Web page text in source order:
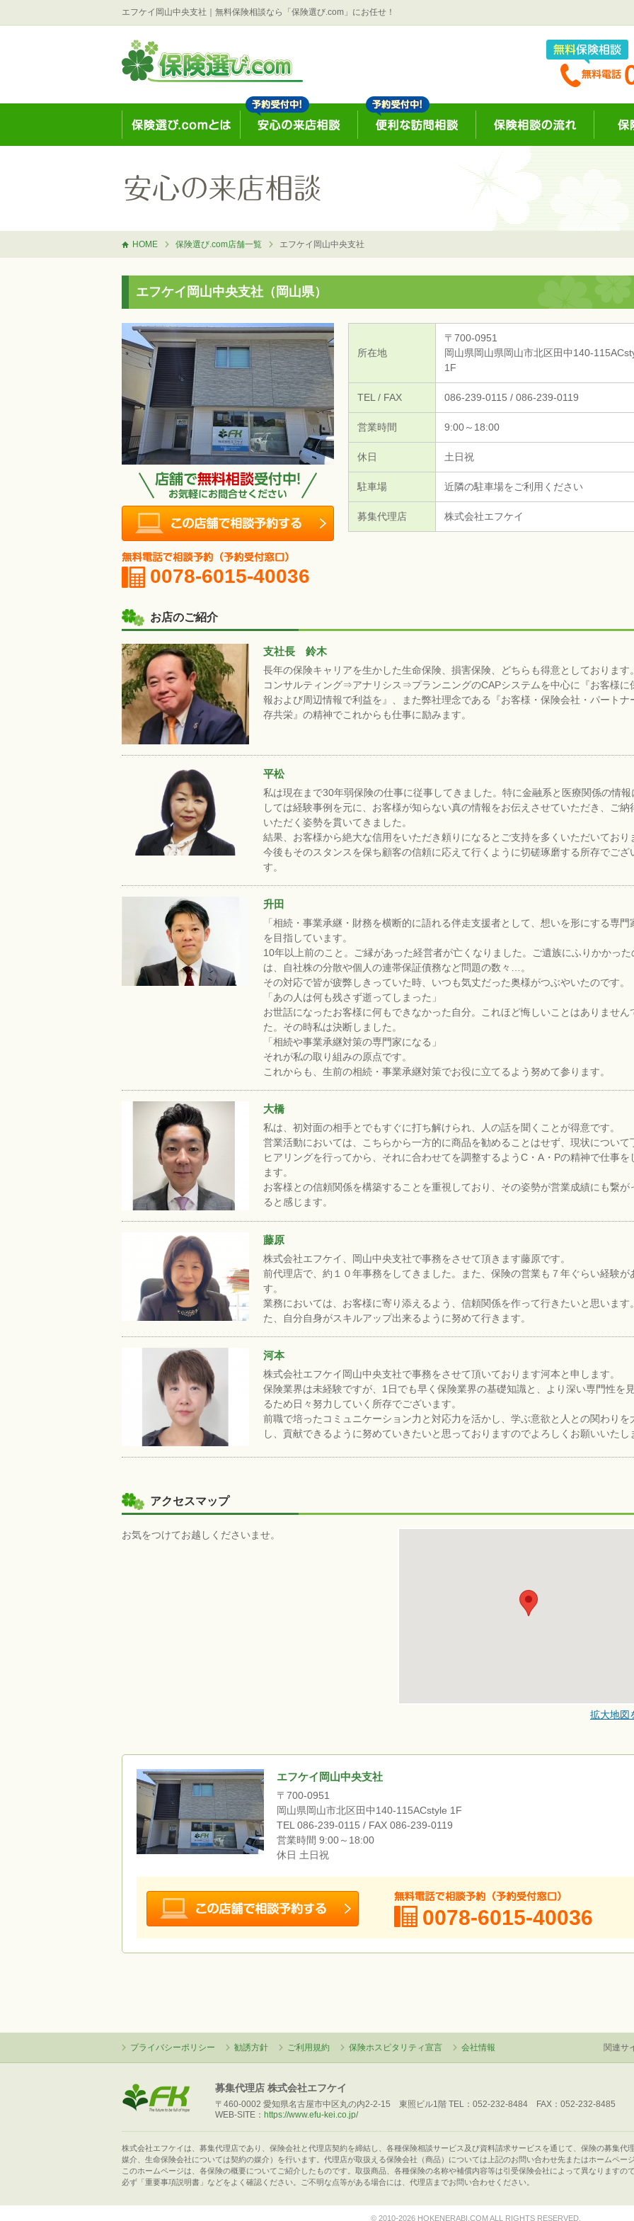
エフケイ岡山中央支社｜無料保険相談なら「保険選び.com」にお任せ！
HOME 保険選び.com店舗一覧 エフケイ岡山中央支社
エフケイ岡山中央支社（岡山県）
0078-6015-40036
所在地
〒700-0951
岡山県岡山県岡山市北区田中140-
1F
TEL / FAX 086-239-0115 / 086-239-0119
営業時間 9:00～18:00
休日 土日祝
駐車場 近隣の駐車場をご利用ください
募集代理店 株式会社エフケイ
お店のご紹介
支社長 鈴木
長年の保険キャリアを生かした生命保険、損害保険、どちらも得意としております
コンサルティング⇒アナリシス⇒プランニングのCAPシステムを中心に『お客様に
報および周辺情報で利益を』、また弊社理念である『お客様・保険会社・パートナ
存共栄』の精神でこれからも仕事に励みます。
平松
私は現在まで30年弱保険の仕事に従事してきました。特に金融系と医療関係の情報
しては経験事例を元に、お客様が知らない真の情報をお伝えさせていただき、ご納
いただく姿勢を貫いてきました。
結果、お客様から絶大な信用をいただき頼りになるとご支持を多くいただいており
今後もそのスタンスを保ち顧客の信頼に応えて行くように切磋琢磨する所存でござ
す。
升田
「相続・事業承継・財務を横断的に語れる伴走支援者として、想いを形にする専門
を目指しています。
10年以上前のこと。ご縁があった経営者が亡くなりました。ご遺族にふりかかった
は、自社株の分散や個人の連帯保証債務など問題の数々…。
その対応で皆が疲弊しきっていた時、いつも気丈だった奥様がつぶやいたのです。
「あの人は何も残さず逝ってしまった」
お世話になったお客様に何もできなかった自分。これほど悔しいことはありません
た。その時私は決断しました。
「相続や事業承継対策の専門家になる」
それが私の取り組みの原点です。
これからも、生前の相続・事業承継対策でお役に立てるよう努めて参ります。
大橋
私は、初対面の相手とでもすぐに打ち解けられ、人の話を聞くことが得意です。
営業活動においては、こちらから一方的に商品を勧めることはせず、現状について
ヒアリングを行ってから、それに合わせてを調整するようC・A・Pの精神で仕事を
ます。
お客様との信頼関係を構築することを重視しており、その姿勢が営業成績にも繋が
ると感じます。
藤原
株式会社エフケイ、岡山中央支社で事務をさせて頂きます藤原です。
前代理店で、約１０年事務をしてきました。また、保険の営業も７年ぐらい経験が
す。
業務においては、お客様に寄り添えるよう、信頼関係を作って行きたいと思います
た、自分自身がスキルアップ出来るように努めて行きます。
河本
株式会社エフケイ岡山中央支社で事務をさせて頂いております河本と申します。
保険業界は未経験ですが、1日でも早く保険業界の基礎知識と、より深い専門性を
るため日々努力していく所存でございます。
前職で培ったコミュニケーション力と対応力を活かし、学ぶ意欲と人との関わりを
し、貢献できるように努めていきたいと思っておりますのでよろしくお願いいたし
アクセスマップ
お気をつけてお越しくださいませ。
拡大地図
エフケイ岡山中央支社
〒700-0951
岡山県岡山市北区田中140-115ACstyle 1F
TEL 086-239-0115 / FAX 086-239-0119
営業時間 9:00～18:00
休日 土日祝
0078-6015-40036
プライバシーポリシー 勧誘方針 ご利用規約 保険ホスピタリティ宣言 会社情報 関連サ
募集代理店 株式会社エフケイ
〒460-0002 愛知県名古屋市中区丸の内2-2-15 東照ビル1階 TEL：052-232-8484 FAX：052-232-8485
WEB-SITE： https://www.efu-kei.co.jp/
株式会社エフケイは、募集代理店であり、保険会社と代理店契約を締結し、各種保険相談サービス及び資料請求サービスを通じて、保険の募集代
媒介、生命保険会社については契約の媒介）を行います。代理店が取扱える保険会社（商品）については上記のお問い合わせ先またはホームペー
このホームページは、各保険の概要についてご紹介したものです。取扱商品、各種保険の名称や補償内容等は引受保険会社によって異なりますの
必ず「重要事項説明書」などをよく確認ください。ご不明な点等がある場合には、代理店までお問い合わせください。
© 2010-2026 HOKENERABI.COM ALL RIGHTS RESERVED.